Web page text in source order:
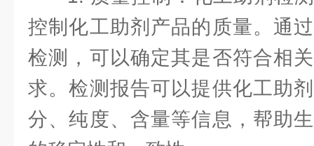
控制化工助剂产品的质量。通
检测，可以确定其是否符合相
求。检测报告可以提供化工助
分、纯度、含量等信息，帮助